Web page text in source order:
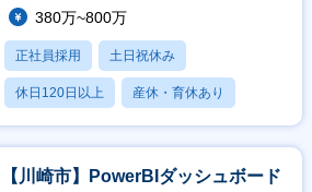
380万~800万
正社員採用 土日祝休み
休日120日以上 産休・育休あり
月残業20時間以内
【川崎市】PowerBIダッシュボード